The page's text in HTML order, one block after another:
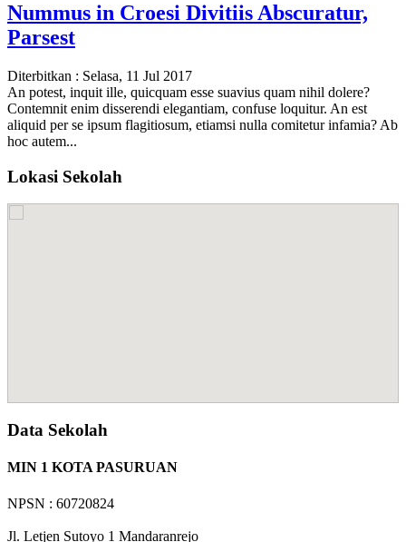
Nummus in Croesi Divitiis Abscuratur,
Parsest
Diterbitkan : Selasa, 11 Jul 2017
An potest, inquit ille, quicquam esse suavius quam nihil dolere?
Contemnit enim disserendi elegantiam, confuse loquitur. An est
aliquid per se ipsum flagitiosum, etiamsi nulla comitetur infamia? Ab
hoc autem...
Lokasi Sekolah
Data Sekolah
MIN 1 KOTA PASURUAN
NPSN : 60720824
Jl. Letjen Sutoyo 1 Mandaranrejo